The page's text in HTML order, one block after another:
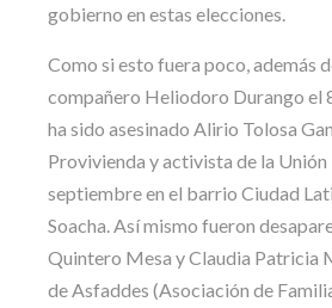
gobierno en estas elecciones.
Como si esto fuera poco, además
compañero Heliodoro Durango el
ha sido asesinado Alirio Tolosa
Provivienda y activista de la
septiembre en el barrio Ciudad
Soacha. Así mismo fueron
Quintero Mesa y Claudia Patricia
de Asfaddes (Asociación de